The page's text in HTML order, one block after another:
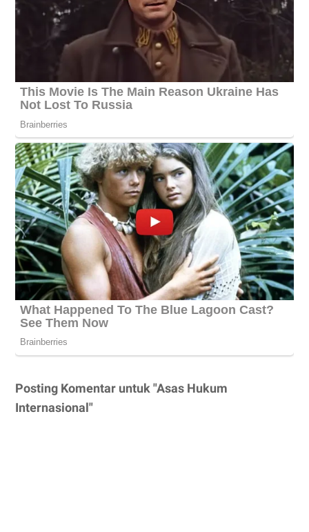
Posting Komentar untuk "Asas Hukum
Internasional"